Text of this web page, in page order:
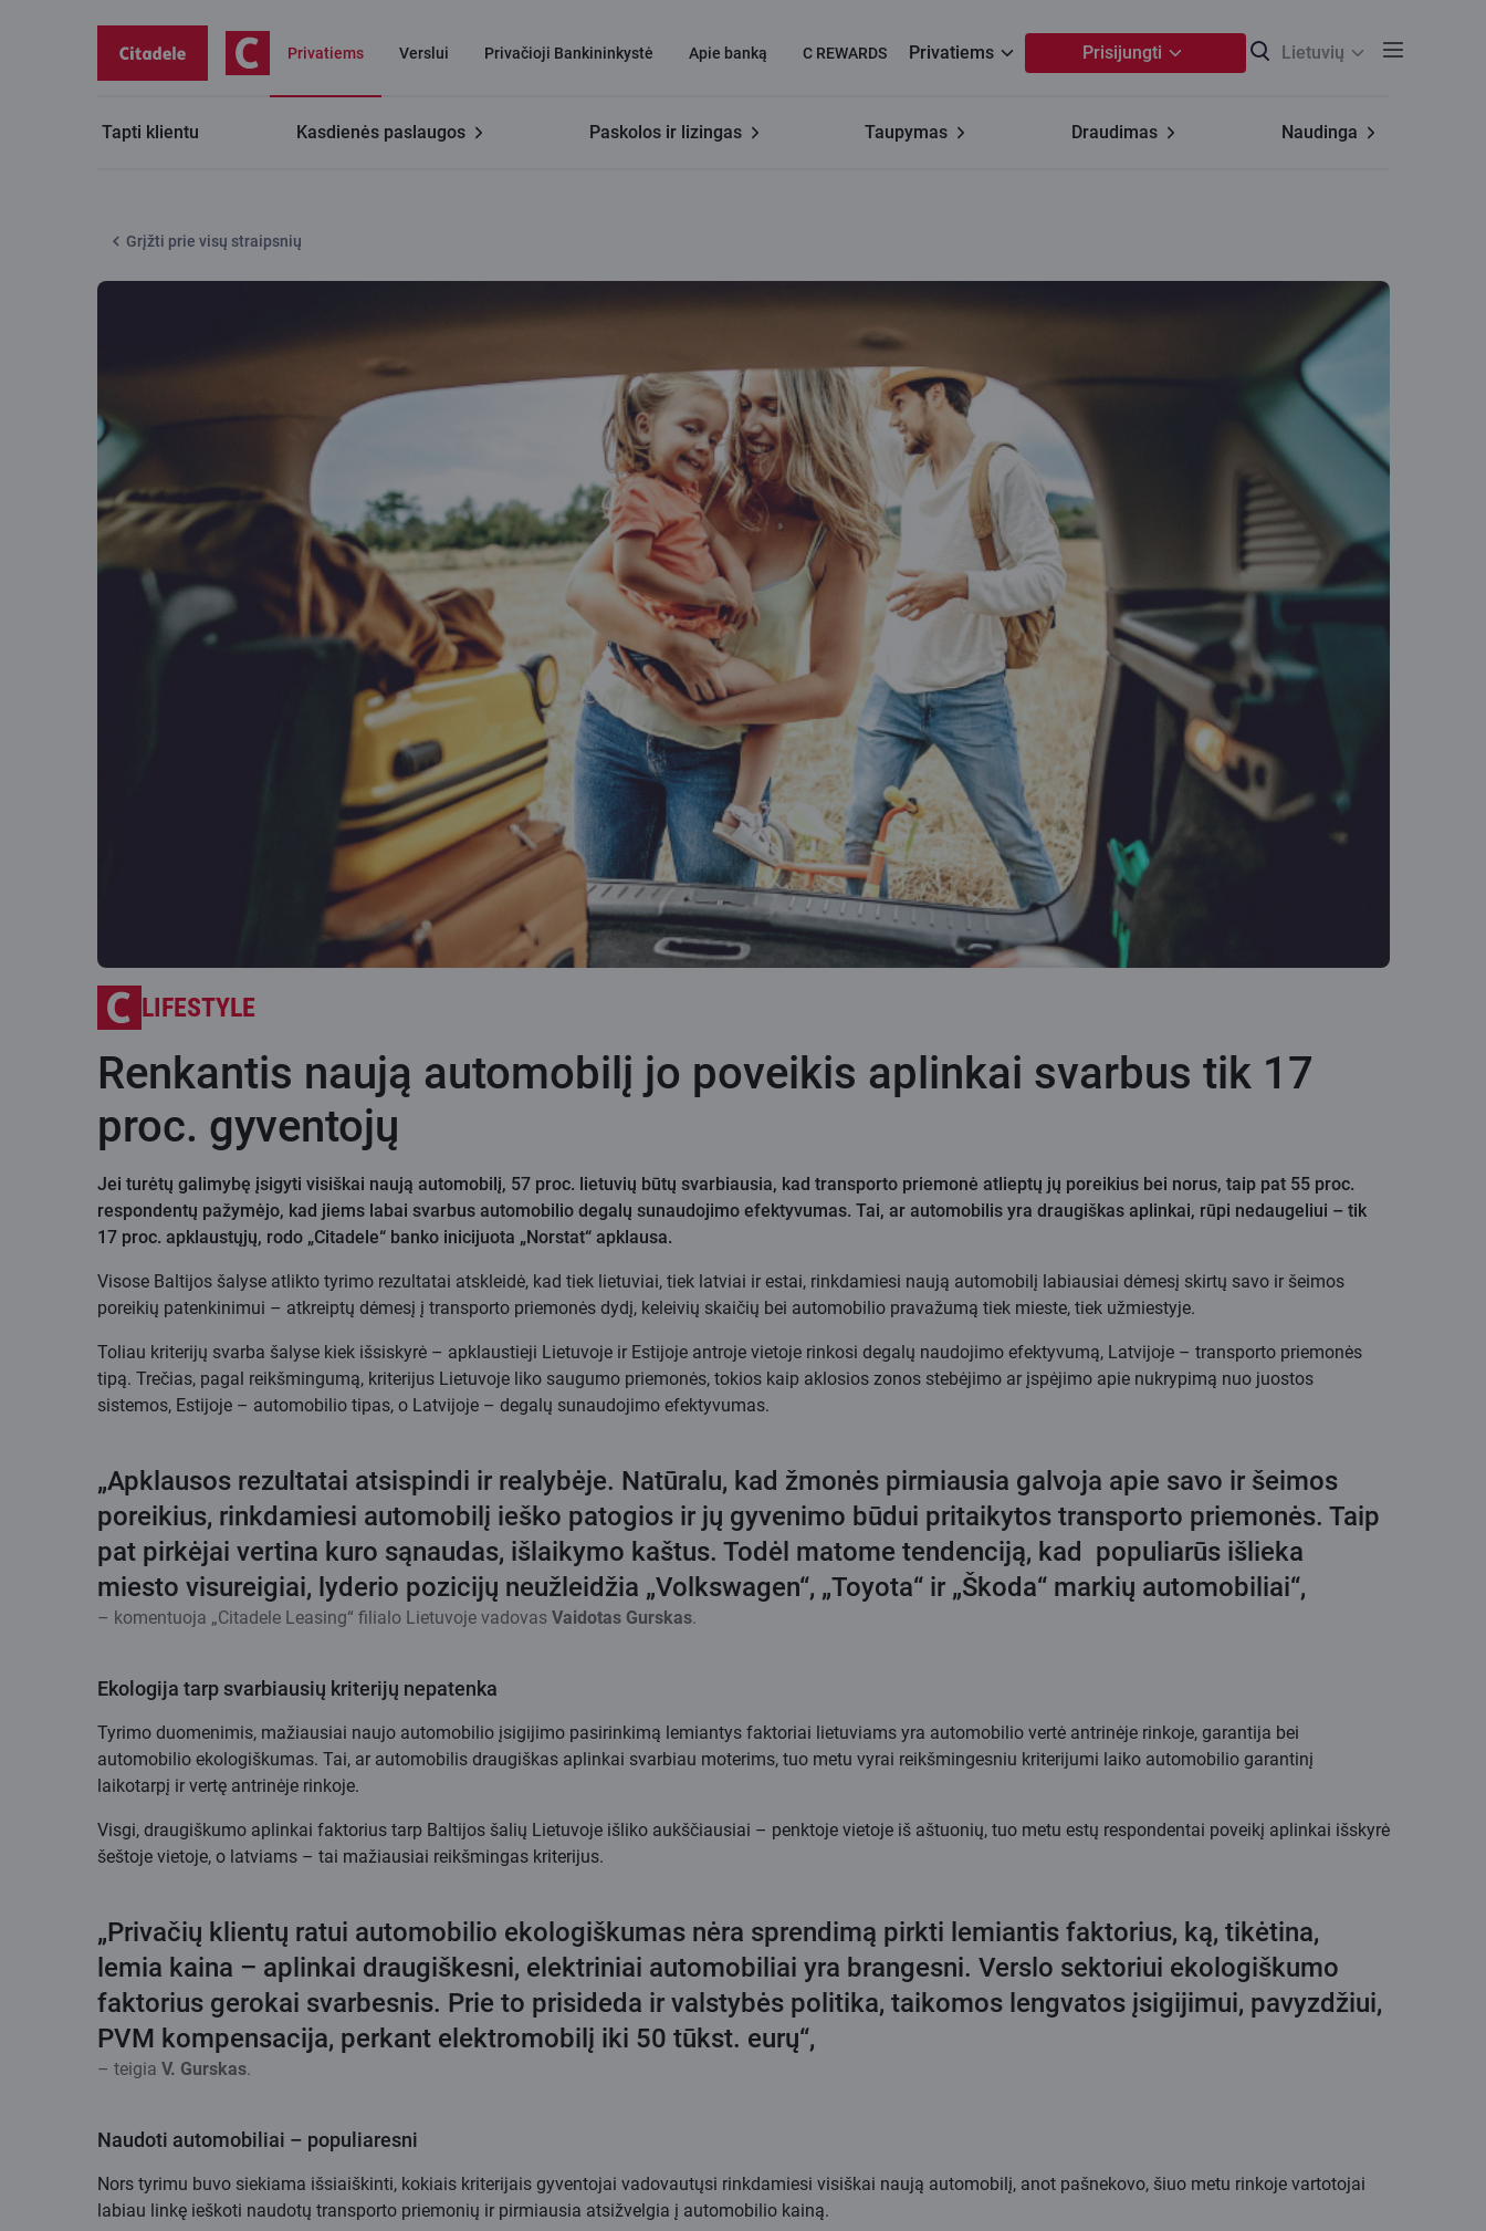
Privatiems Verslui Privačioji Bankininkystė Apie banką C REWARDS Privatiems Prisijungti Lietuvių
Tapti klientu Kasdienės paslaugos Paskolos ir lizingas Taupymas Draudimas Naudinga
Grįžti prie visų straipsnių
LIFESTYLE
Renkantis naują automobilį jo poveikis aplinkai svarbus tik 17
proc. gyventojų
Jei turėtų galimybę įsigyti visiškai naują automobilį, 57 proc. lietuvių būtų svarbiausia, kad transporto priemonė atlieptų jų poreikius bei norus, taip pat 55 proc.
respondentų pažymėjo, kad jiems labai svarbus automobilio degalų sunaudojimo efektyvumas. Tai, ar automobilis yra draugiškas aplinkai, rūpi nedaugeliui – tik
17 proc. apklaustųjų, rodo „Citadele“ banko inicijuota „Norstat“ apklausa.
Visose Baltijos šalyse atlikto tyrimo rezultatai atskleidė, kad tiek lietuviai, tiek latviai ir estai, rinkdamiesi naują automobilį labiausiai dėmesį skirtų savo ir šeimos
poreikių patenkinimui – atkreiptų dėmesį į transporto priemonės dydį, keleivių skaičių bei automobilio pravažumą tiek mieste, tiek užmiestyje.
Toliau kriterijų svarba šalyse kiek išsiskyrė – apklaustieji Lietuvoje ir Estijoje antroje vietoje rinkosi degalų naudojimo efektyvumą, Latvijoje – transporto priemonės
tipą. Trečias, pagal reikšmingumą, kriterijus Lietuvoje liko saugumo priemonės, tokios kaip aklosios zonos stebėjimo ar įspėjimo apie nukrypimą nuo juostos
sistemos, Estijoje – automobilio tipas, o Latvijoje – degalų sunaudojimo efektyvumas.
„Apklausos rezultatai atsispindi ir realybėje. Natūralu, kad žmonės pirmiausia galvoja apie savo ir šeimos
poreikius, rinkdamiesi automobilį ieško patogios ir jų gyvenimo būdui pritaikytos transporto priemonės. Taip
pat pirkėjai vertina kuro sąnaudas, išlaikymo kaštus. Todėl matome tendenciją, kad populiarūs išlieka
miesto visureigiai, lyderio pozicijų neužleidžia „Volkswagen“, „Toyota“ ir „Škoda“ markių automobiliai“,
– komentuoja „Citadele Leasing“ filialo Lietuvoje vadovas Vaidotas Gurskas.
Ekologija tarp svarbiausių kriterijų nepatenka
Tyrimo duomenimis, mažiausiai naujo automobilio įsigijimo pasirinkimą lemiantys faktoriai lietuviams yra automobilio vertė antrinėje rinkoje, garantija bei
automobilio ekologiškumas. Tai, ar automobilis draugiškas aplinkai svarbiau moterims, tuo metu vyrai reikšmingesniu kriterijumi laiko automobilio garantinį
laikotarpį ir vertę antrinėje rinkoje.
Visgi, draugiškumo aplinkai faktorius tarp Baltijos šalių Lietuvoje išliko aukščiausiai – penktoje vietoje iš aštuonių, tuo metu estų respondentai poveikį aplinkai išskyrė
šeštoje vietoje, o latviams – tai mažiausiai reikšmingas kriterijus.
„Privačių klientų ratui automobilio ekologiškumas nėra sprendimą pirkti lemiantis faktorius, ką, tikėtina,
lemia kaina – aplinkai draugiškesni, elektriniai automobiliai yra brangesni. Verslo sektoriui ekologiškumo
faktorius gerokai svarbesnis. Prie to prisideda ir valstybės politika, taikomos lengvatos įsigijimui, pavyzdžiui,
PVM kompensacija, perkant elektromobilį iki 50 tūkst. eurų“,
– teigia V. Gurskas.
Naudoti automobiliai – populiaresni
Nors tyrimu buvo siekiama išsiaiškinti, kokiais kriterijais gyventojai vadovautųsi rinkdamiesi visiškai naują automobilį, anot pašnekovo, šiuo metu rinkoje vartotojai
labiau linkę ieškoti naudotų transporto priemonių ir pirmiausia atsižvelgia į automobilio kainą.